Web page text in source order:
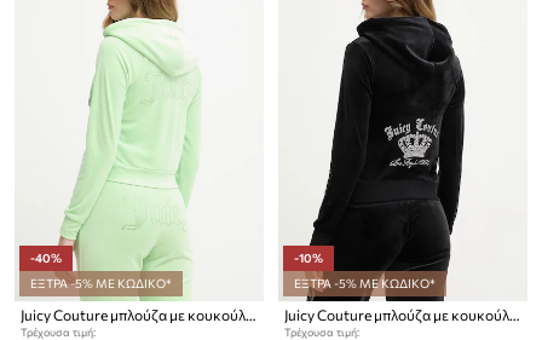
-40%
ΕΞΤΡΑ -5% ΜΕ ΚΩΔΙΚΟ*
Juicy Couture μπλούζα με κουκούλα γυναικεία βελούρ MADISON COL OUT
Τρέχουσα τιμή:
-10%
ΕΞΤΡΑ -5% ΜΕ ΚΩΔΙΚΟ*
Juicy Couture μπλούζα με κουκούλα γυναικεία βελούρ GOTHIC CROWN
Τρέχουσα τιμή: